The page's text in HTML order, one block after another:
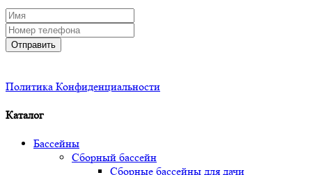
Отправить
Политика Конфиденциальности
Каталог
Бассейны
Сборный бассейн
Сборные бассейны для дачи